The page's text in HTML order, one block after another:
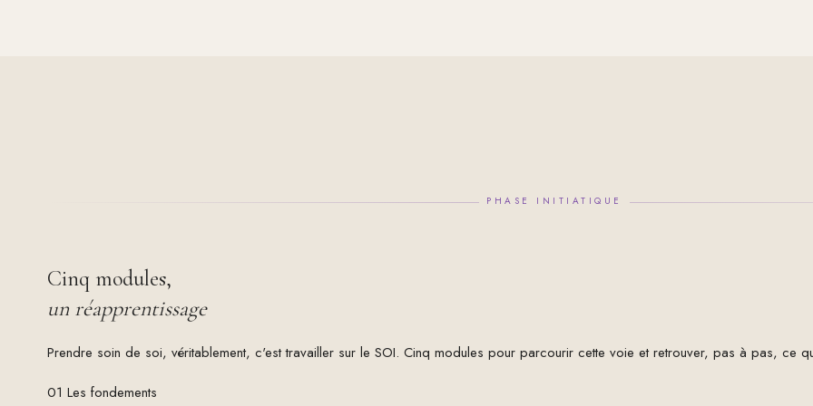
PHASE INITIATIQUE
Cinq modules,
un réapprentissage
Prendre soin de soi, véritablement, c'est travailler sur le SOI. Cinq modules pour parcourir cette voie et retrouver, pas à pas, ce
01 Les fondements